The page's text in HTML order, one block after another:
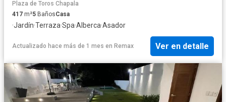
Plaza de Toros Chapala
417 m²5 BañosCasa
·Jardín·Terraza·Spa·Alberca·Asador
Actualizado hace más de 1 mes en Remax Ver en detalle